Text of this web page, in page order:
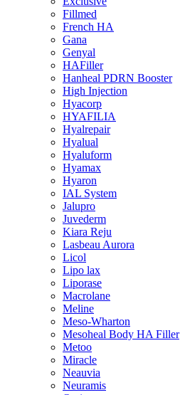
Fillmed
French HA
Gana
Genyal
HAFiller
Hanheal PDRN Booster
High Injection
Hyacorp
HYAFILIA
Hyalrepair
Hyalual
Hyaluform
Hyamax
Hyaron
IAL System
Jalupro
Juvederm
Kiara Reju
Lasbeau Aurora
Licol
Lipo lax
Liporase
Macrolane
Meline
Meso-Wharton
Mesoheal Body HA Filler
Metoo
Miracle
Neauvia
Neuramis